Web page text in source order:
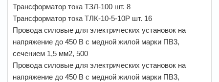
Трансформатор тока ТЗЛ-100 шт. 8
Трансформатор тока ТЛК-10-5-10Р шт. 16
Провода силовые для электрических установок на
напряжение до 450 В с медной жилой марки ПВ3,
сечением 1,5 мм2, 500
Провода силовые для электрических установок на
напряжение до 450 В с медной жилой марки ПВ3,